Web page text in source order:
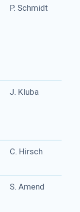
P. Schmidt
J. Kluba
C. Hirsch
S. Amend